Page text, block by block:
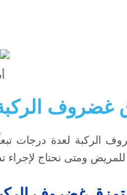
غضروف
الركبة لعدة درجات
للمريض ومتى نحتاج